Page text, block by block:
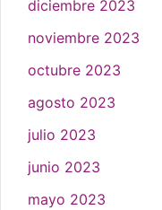
diciembre 2023
noviembre 2023
octubre 2023
agosto 2023
julio 2023
junio 2023
mayo 2023